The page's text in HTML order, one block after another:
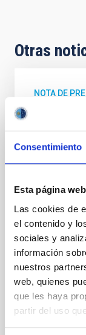
Consentimiento
Esta página
Las cookies de
el contenido y
sociales y
información
nuestros
web, quienes
que les haya
partir del uso
Otras
NOTA DE
utilizará la
queda
Durante el
(GTCAO)
(IAC), en
Telescopio
completado
GRANCAIN
del mundo.
de GTCAO,
telescopio,
rendimiento
Se trata del
Fecha